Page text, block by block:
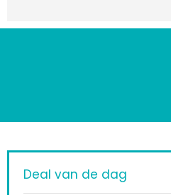
Deal van de dag